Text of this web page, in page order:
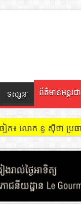
ទស្សនៈ ព័ត៌មានអន្តរជ
ៀក ៖ អគារ Sky 31